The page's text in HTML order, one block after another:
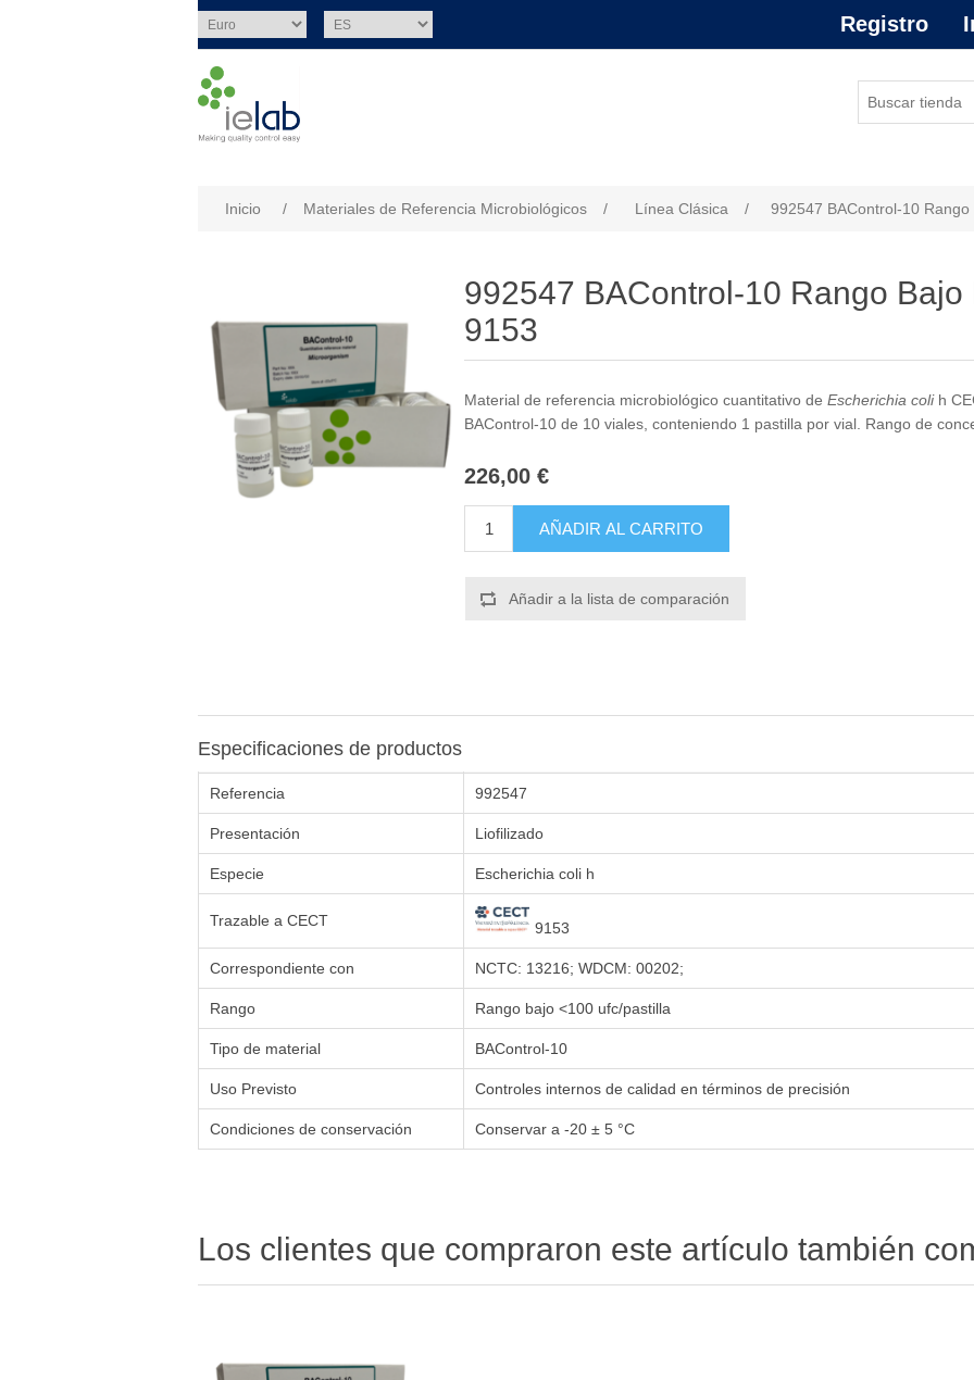
Registro
Inicio / Materiales de Referencia Microbiológicos / Línea Clásica / 992547 BAControl-10
992547 BAControl-10 Rango Bajo
9153
Material de referencia microbiológico cuantitativo de Escherichia colih
BAControl-10 de 10 viales, conteniendo 1 pastilla por vial. Rango de
226,00 €
AÑADIR AL CARRITO
Añadir a la lista de comparación
Especificaciones de productos
Referencia 992547
Presentación Liofilizado
Especie Escherichia coli h
Trazable a CECT 9153
Correspondiente con NCTC: 13216; WDCM: 00202;
Rango Rango bajo <100 ufc/pastilla
Tipo de material BAControl-10
Uso Previsto Controles internos de calidad en términos de precisión
Condiciones de conservación Conservar a -20 ± 5 °C
Los clientes que compraron este artículo también